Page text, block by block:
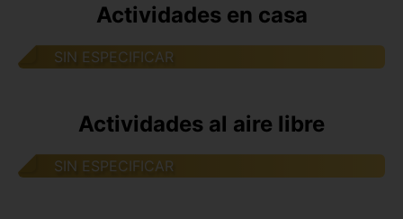
Actividades en casa
SIN ESPECIFICAR
Actividades al aire libre
SIN ESPECIFICAR